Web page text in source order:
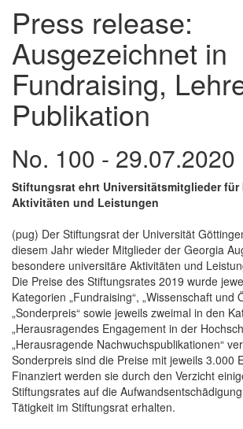
Press release:
Ausgezeichnet in
Fundraising,
Publikation
No. 100 - 29.07.2020
Stiftungsrat ehrt Universitätsmitglieder für
Aktivitäten und Leistungen
(pug) Der Stiftungsrat der Universität
diesem Jahr wieder Mitglieder der Georgia
besondere universitäre Aktivitäten und
Die Preise des Stiftungsrates 2019 wurde
Kategorien „Fundraising“, „Wissenschaft und
„Sonderpreis“ sowie jeweils zweimal in den
„Herausragendes Engagement in der
„Herausragende Nachwuchspublikationen“
Sonderpreis sind die Preise mit jeweils 3.000
Finanziert werden sie durch den Verzicht
Stiftungsrates auf die
Tätigkeit im Stiftungsrat erhalten.